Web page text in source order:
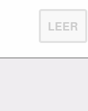
LEER